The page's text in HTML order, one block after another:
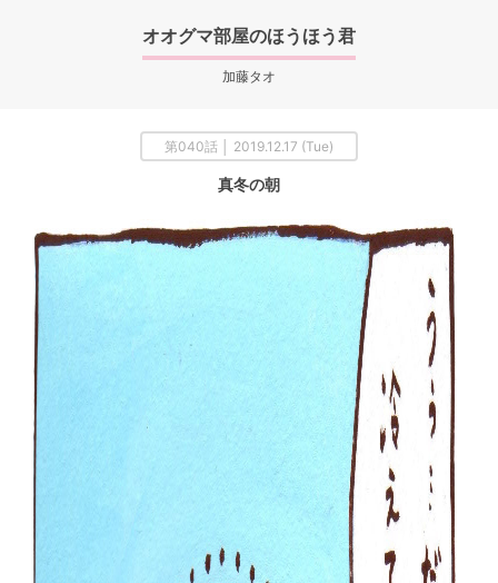
オオグマ部屋のほうほう君
加藤タオ
第040話 │ 2019.12.17 (Tue)
真冬の朝